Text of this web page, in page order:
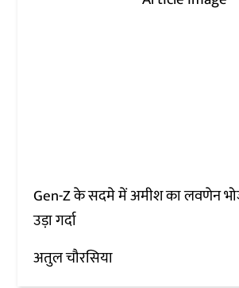
Gen-Z के सदमे में अमीश का लवणेन
उड़ा गर्दा
अतुल चौरसिया